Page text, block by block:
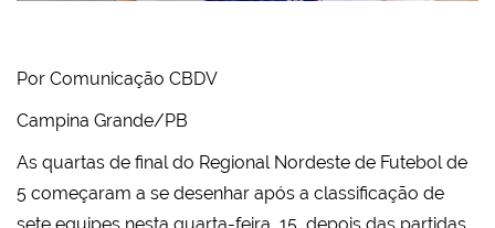
Por Comunicação CBDV
Campina Grande/PB
As quartas de final do Regional Nordeste de Futebol de
5 começaram a se desenhar após a classificação de